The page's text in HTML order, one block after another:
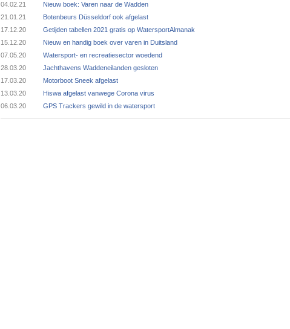
04.02.21
Nieuw boek: Varen naar de Wadden
21.01.21
Botenbeurs Düsseldorf ook afgelast
17.12.20
Getijden tabellen 2021 gratis op WatersportAlmanak
15.12.20
Nieuw en handig boek over varen in Duitsland
07.05.20
Watersport- en recreatiesector woedend
28.03.20
Jachthavens Waddeneilanden gesloten
17.03.20
Motorboot Sneek afgelast
13.03.20
Hiswa afgelast vanwege Corona virus
06.03.20
GPS Trackers gewild in de watersport